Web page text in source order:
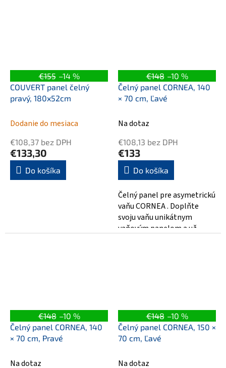
€155 –14 %
COUVERT panel čelný
pravý, 180x52cm
Dodanie do mesiaca
€108,37 bez DPH
€133,30
Do košíka
€148 –10 %
Čelný panel CORNEA, 140
× 70 cm, Ľavé
Na dotaz
€108,13 bez DPH
€133
Do košíka
Čelný panel pre asymetrickú
vaňu CORNEA . Doplňte
svoju vaňu unikátnym
vaňovým panelom a už
€148 –10 %
Čelný panel CORNEA, 140
× 70 cm, Pravé
Na dotaz
€148 –10 %
Čelný panel CORNEA, 150 ×
70 cm, Ľavé
Na dotaz